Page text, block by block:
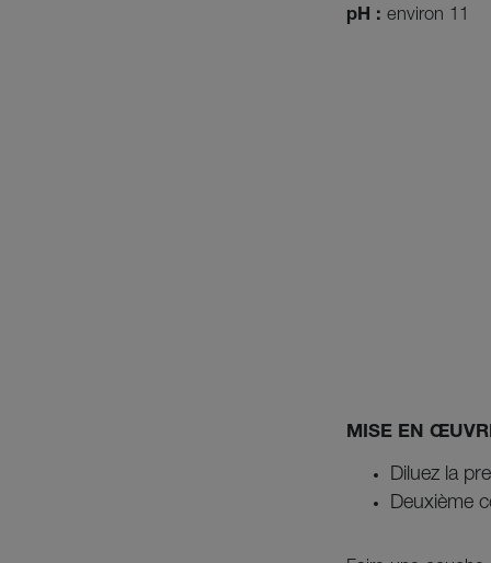
pH : environ 11
MISE EN
Diluez la
Deuxième